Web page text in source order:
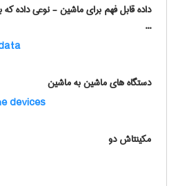
داده قابل فهم برای ماشین - نوعی داده
...
دستگاه های ماشین به ماشین
devices
مکینتاش دو